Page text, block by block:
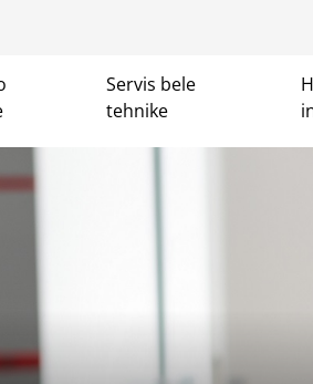
Servis bele
tehnike